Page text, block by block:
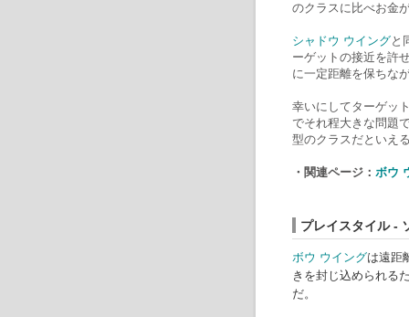
のクラスに比べお金
シャドウ ウイングと
ーゲットの接近を許
に一定距離を保ちな
幸いにしてターゲッ
でそれ程大きな問題
型のクラスだといえ
・関連ページ： ボウ
プレイスタイル -
ボウ ウイングは遠距
きを封じ込められる
だ。